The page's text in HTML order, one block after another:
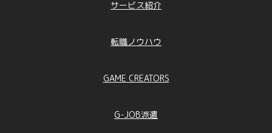
サービス紹介
転職ノウハウ
GAME CREATORS
G-JOB派遣